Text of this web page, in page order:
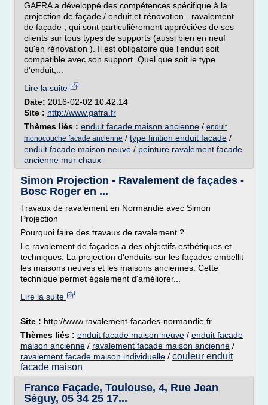
GAFRA a développé des compétences spécifique à la
projection de façade / enduit et rénovation - ravalement
de façade , qui sont particulièrement appréciées de ses
clients sur tous types de supports (aussi bien en neuf
qu'en rénovation ). Il est obligatoire que l'enduit soit
compatible avec son support. Quel que soit le type
d'enduit,...
Lire la suite
Date: 2016-02-02 10:42:14
Site : http://www.gafra.fr
Thèmes liés : enduit facade maison ancienne / enduit
monocouche facade ancienne / type finition enduit facade /
enduit facade maison neuve / peinture ravalement facade
ancienne mur chaux
Simon Projection - Ravalement de façades -
Bosc Roger en ...
Travaux de ravalement en Normandie avec Simon
Projection
Pourquoi faire des travaux de ravalement ?
Le ravalement de façades a des objectifs esthétiques et
techniques. La projection d'enduits sur les façades embellit
les maisons neuves et les maisons anciennes. Cette
technique permet également d'améliorer...
Lire la suite
Site : http://www.ravalement-facades-normandie.fr
Thèmes liés : enduit facade maison neuve / enduit facade
maison ancienne / ravalement facade maison ancienne /
ravalement facade maison individuelle / couleur enduit
facade maison
France Façade, Toulouse, 4, Rue Jean
Séguy, 05 34 25 17...